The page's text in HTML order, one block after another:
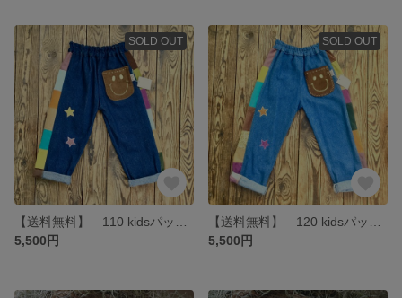
SOLD OUT
5,500円
SOLD OUT
5,500円